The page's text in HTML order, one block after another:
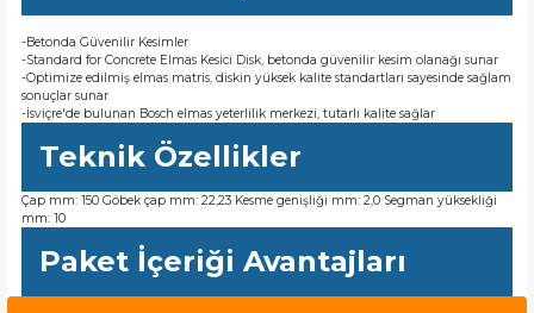
-Betonda Güvenilir Kesimler
-Standard for Concrete Elmas Kesici Disk, betonda güvenilir kesim olanağı sunar
-Optimize edilmiş elmas matris, diskin yüksek kalite standartları sayesinde sağlam
sonuçlar sunar
-İsviçre'de bulunan Bosch elmas yeterlilik merkezi, tutarlı kalite sağlar
Teknik Özellikler
Çap mm: 150 Göbek çap mm: 22,23 Kesme genişliği mm: 2,0 Segman yüksekliği
mm: 10
Paket İçeriği Avantajları